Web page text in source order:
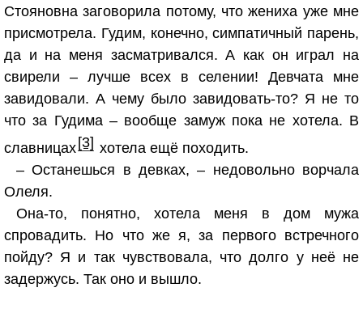
Стояновна заговорила потому, что жениха уже мне
присмотрела. Гудим, конечно, симпатичный парень,
да и на меня засматривался. А как он играл на
свирели – лучше всех в селении! Девчата мне
завидовали. А чему было завидовать-то? Я не то
что за Гудима – вообще замуж пока не хотела. В
славницах [3] хотела ещё походить.
– Останешься в девках, – недовольно ворчала
Олеля.
Она-то, понятно, хотела меня в дом мужа
спровадить. Но что же я, за первого встречного
пойду? Я и так чувствовала, что долго у неё не
задержусь. Так оно и вышло.